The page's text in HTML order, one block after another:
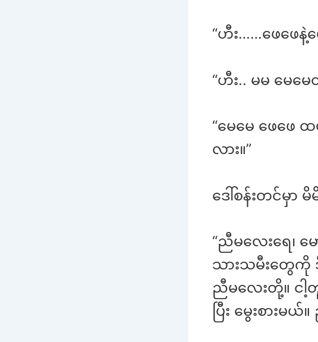
“ဟီး……ဖေဖေနဲ့
“ဟီး.. မမ မေမေ
“မေမေ ဖေဖေ
လား။”
ဒေါ်စန်းတင်မှ
“ညီမလေးရေ၊
သားသမီးတွေကို
ညီမလေးတို့။ ငါ့
ပြီး မွေးစား